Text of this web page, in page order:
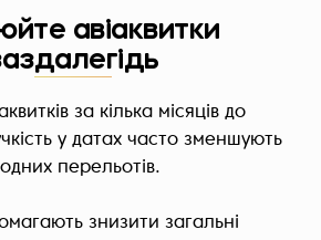
авіаквитки
за кілька місяців до
у датах часто зменшують
перельотів.
знизити загальні